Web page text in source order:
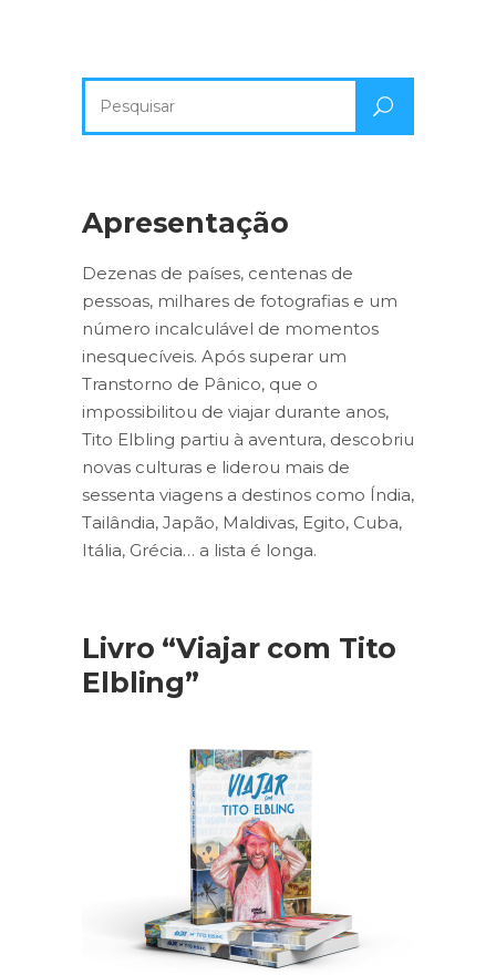
por:
Apresentação
Dezenas de países, centenas de
pessoas, milhares de fotografias e um
número incalculável de momentos
inesquecíveis. Após superar um
Transtorno de Pânico, que o
impossibilitou de viajar durante anos,
Tito Elbling partiu à aventura, descobriu
novas culturas e liderou mais de
sessenta viagens a destinos como Índia,
Tailândia, Japão, Maldivas, Egito, Cuba,
Itália, Grécia… a lista é longa.
Livro “Viajar com Tito
Elbling”